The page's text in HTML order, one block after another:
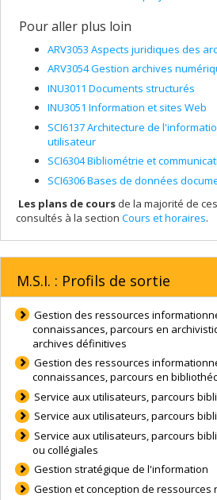
Pour aller plus loin
ARV3053 Aspects juridiques des
ARV3054 Gestion archives
INU3011 Documents structurés
INU3051 Information et sites Web
SCI6137 Architecture de
utilisateur
SCI6304 Bibliométrie et
SCI6306 Bases de données
Les plans de cours de la majorité de
consultés à la section Cours et horaires.
M.S.I. : Profils de sortie
Gestion des ressources
connaissances, parcours en
archives définitives
Gestion des ressources
connaissances, parcours en
Service aux utilisateurs, parcours
Service aux utilisateurs, parcours
Service aux utilisateurs, parcours
ou collégiales
Gestion stratégique de l'information
Gestion et conception de ressources